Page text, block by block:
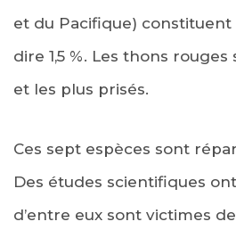
et du Pacifique) constituent
dire 1,5 %. Les thons
et les plus prisés.
Ces sept espèces sont
Des études scientifiques
d’entre eux sont victimes